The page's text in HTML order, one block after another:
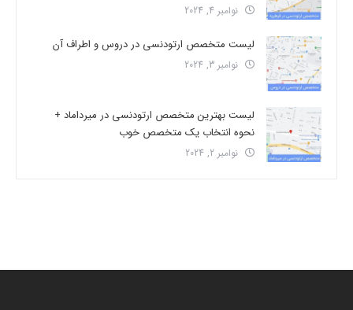
نوامبر 4, 2024
لیست متخصص ارتودنسی در دروس و اطراف آن
نوامبر 3, 2024
لیست بهترین متخصص ارتودنسی در میرداماد +
نحوه انتخاب یک متخصص خوب
نوامبر 2, 2024